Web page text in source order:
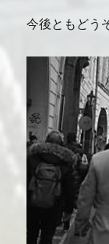
今後ともどう